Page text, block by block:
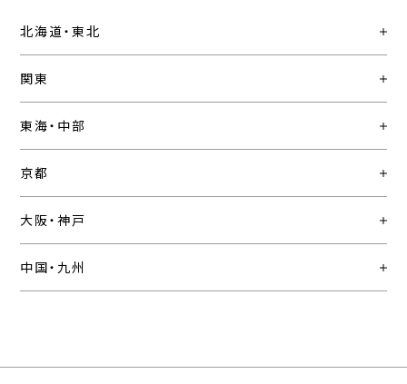
北海道・東北
関東
東海・中部
京都
大阪・神戸
中国・九州